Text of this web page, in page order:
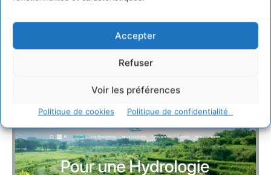
Accepter
Refuser
Voir les préférences
Politique de cookies Politique de confidentialité
gestion des milieux aquatiques et la prévention des inondations
est une compétence confiée aux intercommunalités (métropoles, communautés